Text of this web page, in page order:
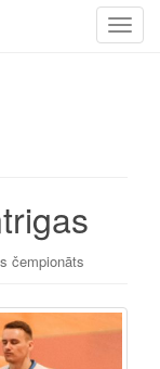
T
a
t
čempionāts